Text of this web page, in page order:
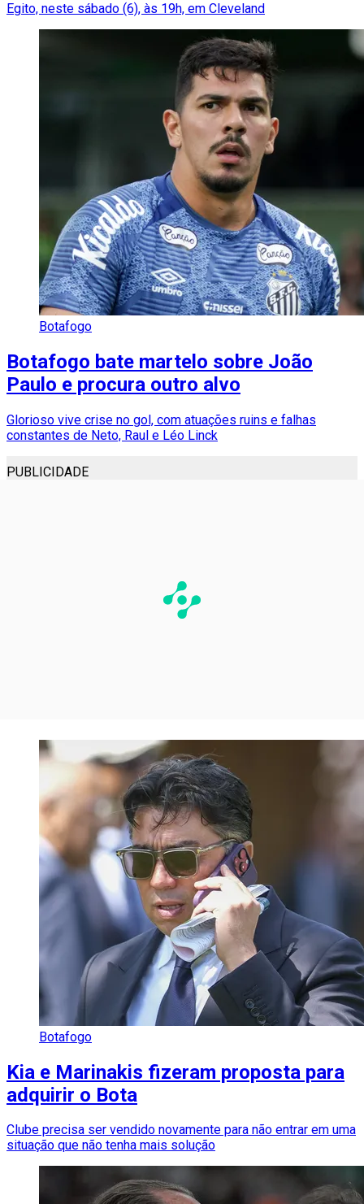
Egito, neste sábado (6), às 19h, em Cleveland
Botafogo
Botafogo bate martelo sobre João
Paulo e procura outro alvo
Glorioso vive crise no gol, com atuações ruins e falhas
constantes de Neto, Raul e Léo Linck
PUBLICIDADE
Botafogo
Kia e Marinakis fizeram proposta para
adquirir o Bota
Clube precisa ser vendido novamente para não entrar em uma
situação que não tenha mais solução